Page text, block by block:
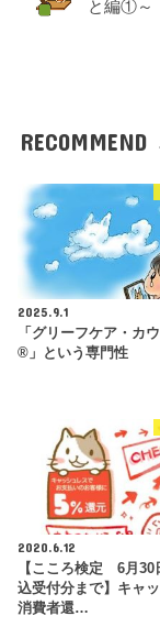
と編①～
RECOMMEND
2025.9.1
「グリーフケア・カ
®」という専門性
2020.6.12
【こころ検定 6月
込受付分まで】キャ
消費者還…